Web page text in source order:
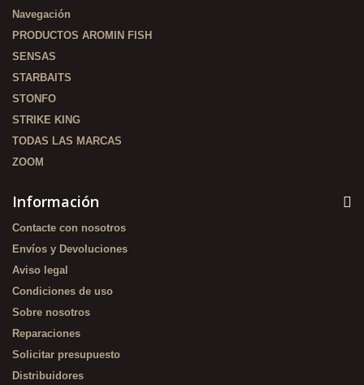
Navegación
PRODUCTOS AROMIN FISH
SENSAS
STARBAITS
STONFO
STRIKE KING
TODAS LAS MARCAS
ZOOM
Información
Contacte con nosotros
Envíos y Devoluciones
Aviso legal
Condiciones de uso
Sobre nosotros
Reparaciones
Solicitar presupuesto
Distribuidores